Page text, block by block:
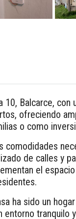
10, Balcarce,
ofreciendo
o como
comodidades
de calles y
el
ha sido un
tranquilo